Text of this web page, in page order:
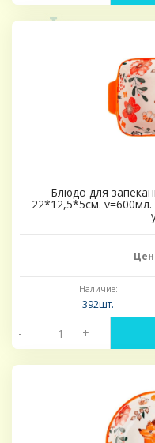
Блюдо для
22*12,5*5см.
Наличие:
392шт.
- +